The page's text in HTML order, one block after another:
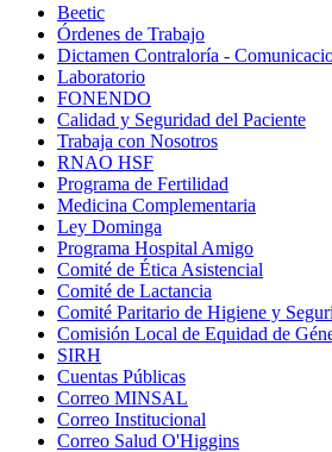
Beetic
Órdenes de Trabajo
Dictamen Contraloría -
Laboratorio
FONENDO
Calidad y Seguridad del Paciente
Trabaja con Nosotros
RNAO HSF
Programa de Fertilidad
Medicina Complementaria
Ley Dominga
Programa Hospital Amigo
Comité de Ética Asistencial
Comité de Lactancia
Comité Paritario de Higiene y
Comisión Local de Equidad de
SIRH
Cuentas Públicas
Correo MINSAL
Correo Institucional
Correo Salud O'Higgins